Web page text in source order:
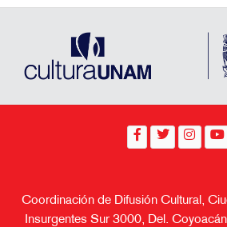
Coordinación de Difusión Cultural,
Insurgentes Sur 3000, Del.